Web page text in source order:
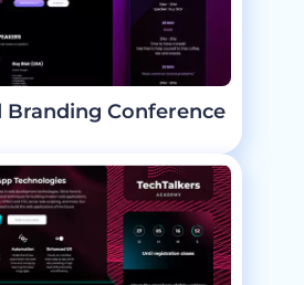
Branding Conference